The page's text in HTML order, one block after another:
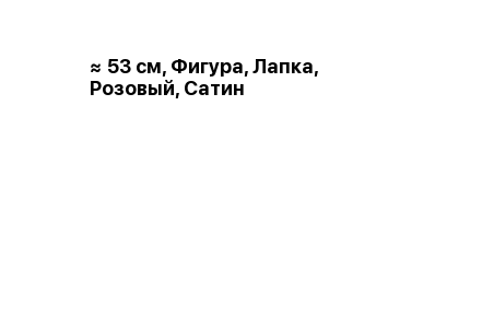
≈ 53 см, Фигура, Лапка,
Розовый, Сатин